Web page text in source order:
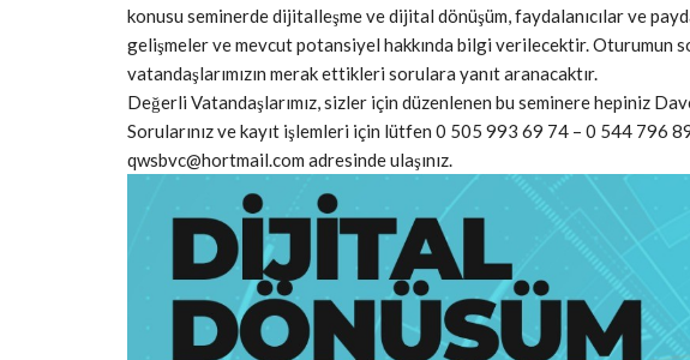
konusu seminerde dijitalleşme ve dijital dönüşüm, faydalanıcılar ve
gelişmeler ve mevcut potansiyel hakkında bilgi verilecektir. Oturumun
vatandaşlarımızın merak ettikleri sorulara yanıt aranacaktır.
Değerli Vatandaşlarımız, sizler için düzenlenen bu seminere hepiniz
Sorularınız ve kayıt işlemleri için lütfen 0 505 993 69 74 – 0 544 796
qwsbvc@hortmail.com adresinde ulaşınız.